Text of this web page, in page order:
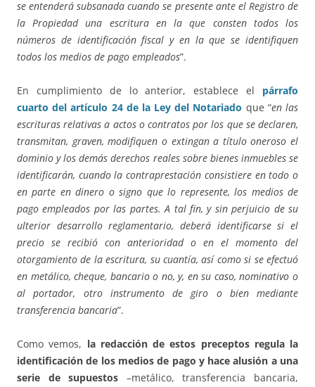
se entenderá subsanada cuando se presente ante el Registro de
la Propiedad una escritura en la que consten todos los
números de identificación fiscal y en la que se identifiquen
todos los medios de pago empleados”.
En cumplimiento de lo anterior, establece el párrafo
cuarto del artículo 24 de la Ley del Notariado que “en las
escrituras relativas a actos o contratos por los que se declaren,
transmitan, graven, modifiquen o extingan a título oneroso el
dominio y los demás derechos reales sobre bienes inmuebles se
identificarán, cuando la contraprestación consistiere en todo o
en parte en dinero o signo que lo represente, los medios de
pago empleados por las partes. A tal fin, y sin perjuicio de su
ulterior desarrollo reglamentario, deberá identificarse si el
precio se recibió con anterioridad o en el momento del
otorgamiento de la escritura, su cuantía, así como si se efectuó
en metálico, cheque, bancario o no, y, en su caso, nominativo o
al portador, otro instrumento de giro o bien mediante
transferencia bancaria”.
Como vemos, la redacción de estos preceptos regula la
identificación de los medios de pago y hace alusión a una
serie de supuestos –metálico, transferencia bancaria,